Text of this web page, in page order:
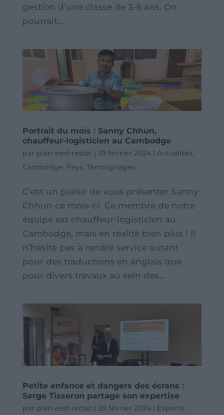
gestion d’une classe de 3-6 ans. On
pourrait...
Portrait du mois : Sanny Chhun,
chauffeur-logisticien au Cambodge
par plan-eed-redac 29 février 2024| Actualités,
Cambodge, Pays, Témoignages
C’est un plaisir de vous présenter Sanny
Chhun ce mois-ci. Ce membre de notre
équipe est chauffeur-logisticien au
Cambodge, mais en réalité bien plus ! Il
n’hésite pas à rendre service autant
pour des traductions en anglais que
pour divers travaux au sein des...
Petite enfance et dangers des écrans :
Serge Tisseron partage son expertise
par plan-eed-redac | 29 février 2024| Experts